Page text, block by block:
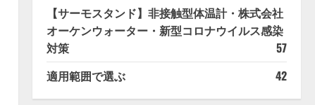
【サーモスタンド】非接触型体温計・株式会社
オーケンウォーター・新型コロナウイルス感染
対策
57
適用範囲で選ぶ
42